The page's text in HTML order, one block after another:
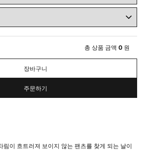
총 상품 금액 0 원
장바구니
주문하기
림이 흐트러져 보이지 않는 팬츠를 찾게 되는 날이